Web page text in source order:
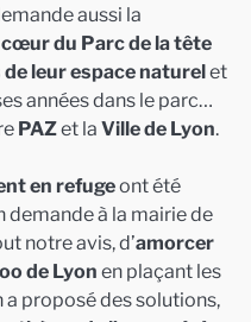
aussi la
du Parc de la tête
leur espace naturelet
années dans le parc…
PAZet la Ville de Lyon.
en refugeont été
demande à la mairie de
notre avis, d’amorcer
de Lyonen plaçant les
a proposé des solutions,